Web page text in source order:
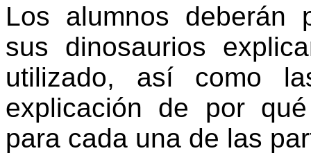
Los alumnos deberán
sus dinosaurios
utilizado, así como
explicación de por
para cada una de las